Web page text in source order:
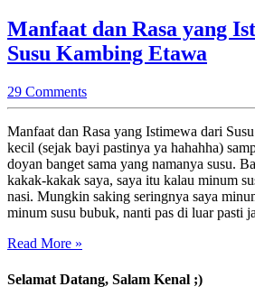
Manfaat dan Rasa yang
Susu Kambing Etawa
29 Comments
Manfaat dan Rasa yang Istimewa dari
kecil (sejak bayi pastinya ya hahahha)
doyan banget sama yang namanya susu.
kakak-kakak saya, saya itu kalau minum
nasi. Mungkin saking seringnya saya
minum susu bubuk, nanti pas di luar pasti
Read More »
Selamat Datang, Salam Kenal ;)